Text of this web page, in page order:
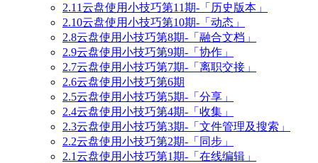
2.11云盘使用小技巧第11期-「历史版本」
2.10云盘使用小技巧第10期-「动态」
2.8云盘使用小技巧第8期-「融合文档」
2.9云盘使用小技巧第9期-「协作」
2.7云盘使用小技巧第7期-「离职交接」
2.6云盘使用小技巧第6期
2.5云盘使用小技巧第5期-「分享」
2.4云盘使用小技巧第4期-「收集」
2.3云盘使用小技巧第3期-「文件管理及搜索」
2.2云盘使用小技巧第2期-「同步」
2.1云盘使用小技巧第1期-「在线编辑」